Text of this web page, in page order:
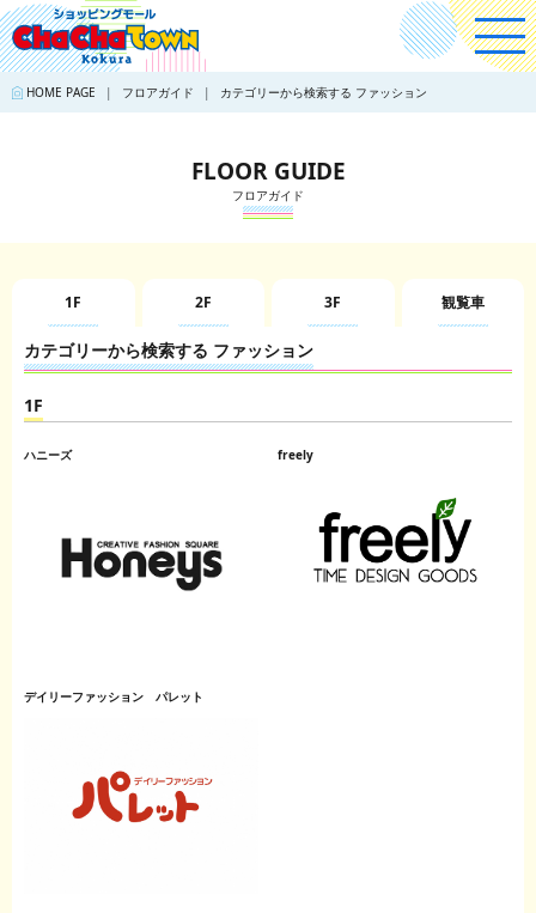
HOME PAGE フロアガイド カテゴリーから検索する ファッション
フロアガイド
FLOOR GUIDE
1F 2F 3F 観覧車
カテゴリーから検索する ファッション
1F
ハニーズ freely
デイリーファッション パレット